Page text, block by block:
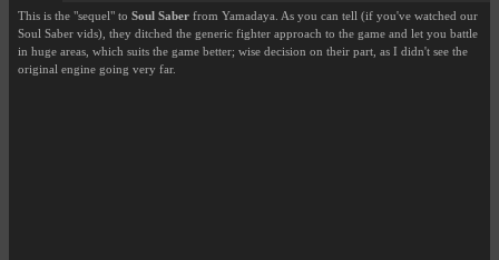
This is the "sequel" to Soul Saber from Yamadaya. As you can tell (if you've watched our
Soul Saber vids), they ditched the generic fighter approach to the game and let you battle
in huge areas, which suits the game better; wise decision on their part, as I didn't see the
original engine going very far.